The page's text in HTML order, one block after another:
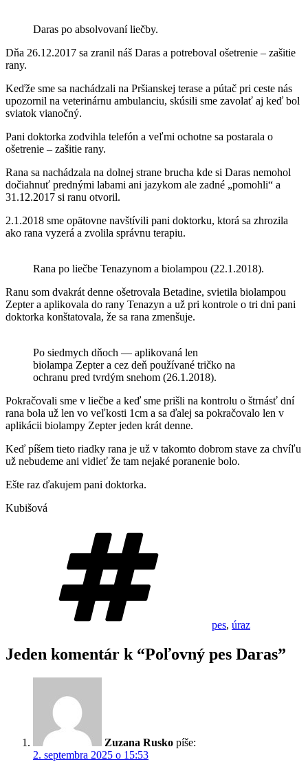
Daras po absolvovaní liečby.
Dňa 26.12.2017 sa zranil náš Daras a potreboval ošetrenie – zašitie
rany.
Keďže sme sa nachádzali na Pršianskej terase a pútač pri ceste nás
upozornil na veterinárnu ambulanciu, skúsili sme zavolať aj keď bol
sviatok vianočný.
Pani doktorka zodvihla telefón a veľmi ochotne sa postarala o
ošetrenie – zašitie rany.
Rana sa nachádzala na dolnej strane brucha kde si Daras nemohol
dočiahnuť prednými labami ani jazykom ale zadné „pomohli“ a
31.12.2017 si ranu otvoril.
2.1.2018 sme opätovne navštívili pani doktorku, ktorá sa zhrozila
ako rana vyzerá a zvolila správnu terapiu.
Rana po liečbe Tenazynom a biolampou (22.1.2018).
Ranu som dvakrát denne ošetrovala Betadine, svietila biolampou
Zepter a aplikovala do rany Tenazyn a už pri kontrole o tri dni pani
doktorka konštatovala, že sa rana zmenšuje.
Po siedmych dňoch — aplikovaná len
biolampa Zepter a cez deň používané tričko na
ochranu pred tvrdým snehom (26.1.2018).
Pokračovali sme v liečbe a keď sme prišli na kontrolu o štrnásť dní
rana bola už len vo veľkosti 1cm a sa ďalej sa pokračovalo len v
aplikácii biolampy Zepter jeden krát denne.
Keď píšem tieto riadky rana je už v takomto dobrom stave za chvíľu
už nebudeme ani vidieť že tam nejaké poranenie bolo.
Ešte raz ďakujem pani doktorka.
Kubišová
pes, úraz
Jeden komentár k “Poľovný pes Daras”
Zuzana Rusko píše:
2. septembra 2025 o 15:53